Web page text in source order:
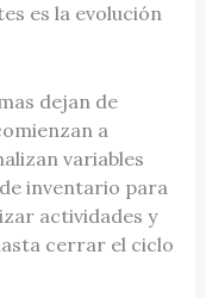
es la evolución
dejan de
a
variables
inventario para
actividades y
cerrar el ciclo